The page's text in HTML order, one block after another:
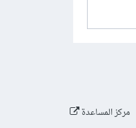
مركز المساعدة